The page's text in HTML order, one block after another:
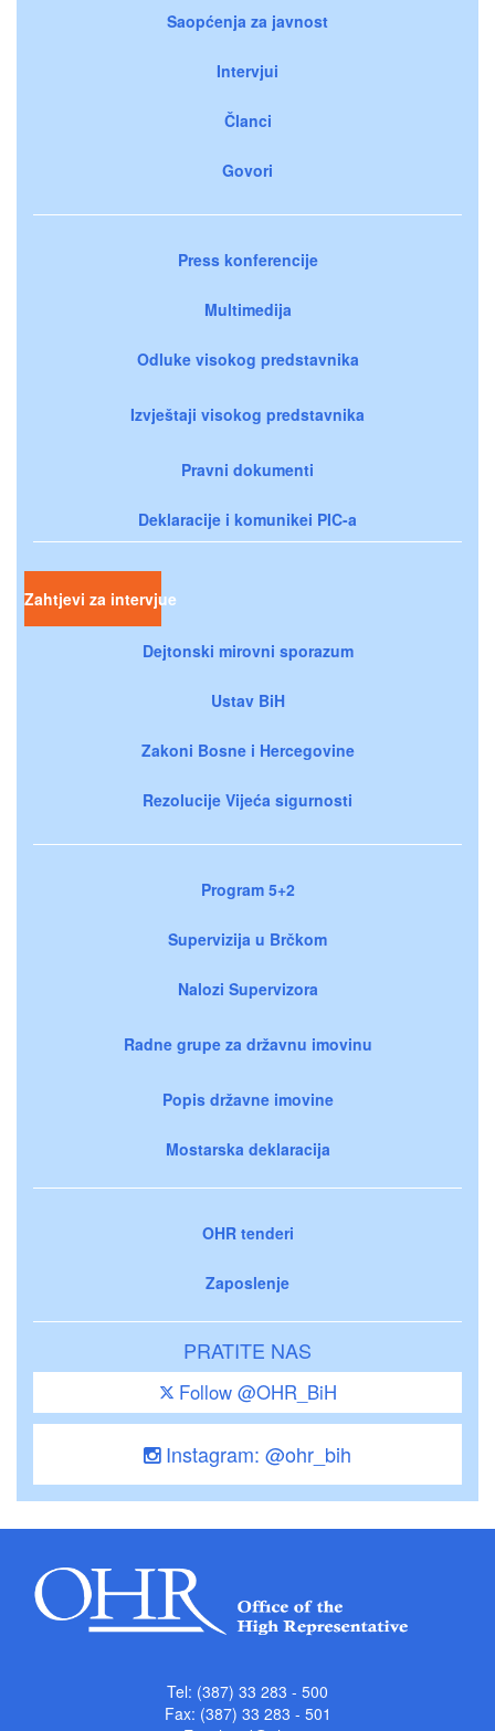
Saopćenja za javnost
Intervjui
Članci
Govori
Press konferencije
Multimedija
Odluke visokog predstavnika
Izvještaji visokog predstavnika
Pravni dokumenti
Deklaracije i komunikei PIC-a
Zahtjevi za intervjue
Dejtonski mirovni sporazum
Ustav BiH
Zakoni Bosne i Hercegovine
Rezolucije Vijeća sigurnosti
Program 5+2
Supervizija u Brčkom
Nalozi Supervizora
Radne grupe za državnu imovinu
Popis državne imovine
Mostarska deklaracija
OHR tenderi
Zaposlenje
PRATITE NAS
Follow @OHR_BiH
Instagram: @ohr_bih
Tel: (387) 33 283 - 500
Fax: (387) 33 283 - 501